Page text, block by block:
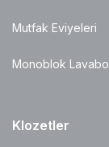
Mutfak Eviyeleri
Monoblok
Klozetler